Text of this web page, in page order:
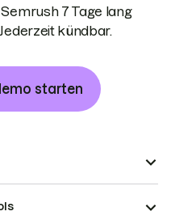
7 Tage lang
kündbar.
starten